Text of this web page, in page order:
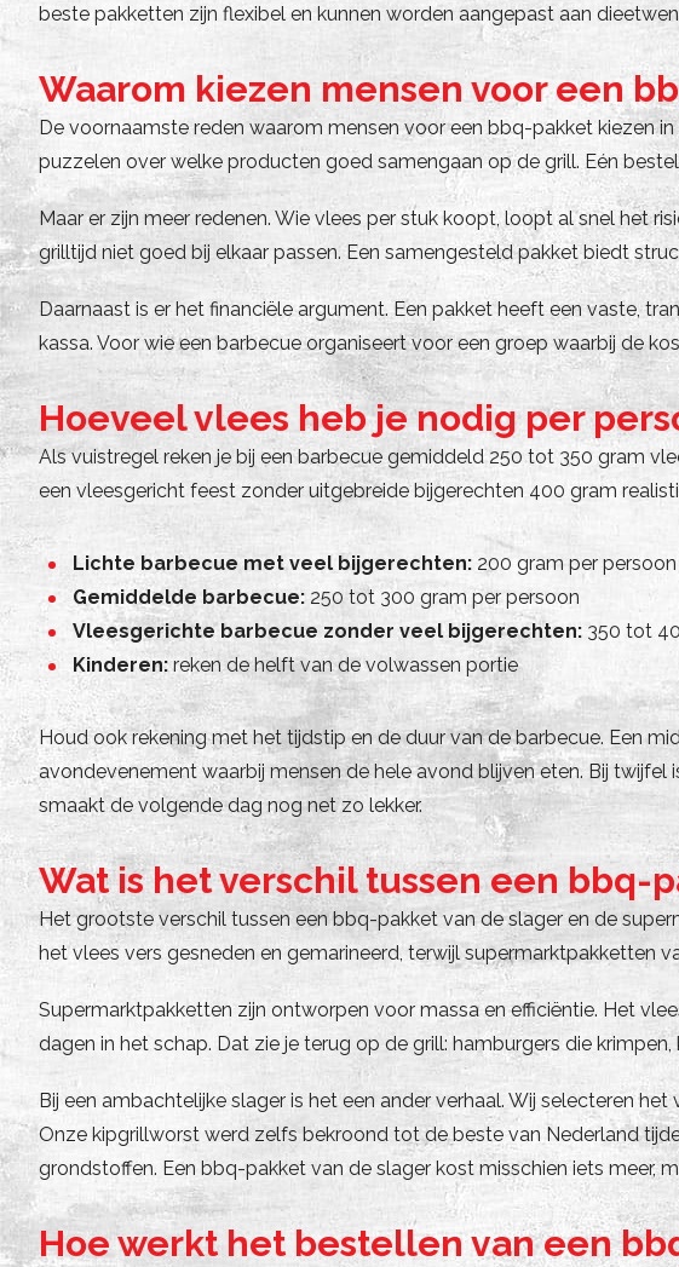
beste pakketten zijn flexibel en kunnen worden aangepast aan
Waarom kiezen mensen voor een
De voornaamste reden waarom mensen voor een bbq-pakket kiezen
puzzelen over welke producten goed samengaan op de grill. Eén
Maar er zijn meer redenen. Wie vlees per stuk koopt, loopt al snel het
grilltijd niet goed bij elkaar passen. Een samengesteld pakket biedt
Daarnaast is er het financiële argument. Een pakket heeft een vaste,
kassa. Voor wie een barbecue organiseert voor een groep waarbij de
Hoeveel vlees heb je nodig per
Als vuistregel reken je bij een barbecue gemiddeld 250 tot 350 gram
een vleesgericht feest zonder uitgebreide bijgerechten 400 gram
Lichte barbecue met veel bijgerechten: 200 gram per persoon
Gemiddelde barbecue: 250 tot 300 gram per persoon
Vleesgerichte barbecue zonder veel bijgerechten: 350 tot
Kinderen:reken de helft van de volwassen portie
Houd ook rekening met het tijdstip en de duur van de barbecue. Een
avondevenement waarbij mensen de hele avond blijven eten. Bij
smaakt de volgende dag nog net zo lekker.
Wat is het verschil tussen een bbq-
Het grootste verschil tussen een bbq-pakket van de slager en de
het vlees vers gesneden en gemarineerd, terwijl supermarktpakketten
Supermarktpakketten zijn ontworpen voor massa en efficiëntie. Het
dagen in het schap. Dat zie je terug op de grill: hamburgers die
Bij een ambachtelijke slager is het een ander verhaal. Wij selecteren
Onze kipgrillworst werd zelfs bekroond tot de beste van Nederland
grondstoffen. Een bbq-pakket van de slager kost misschien iets meer,
Hoe werkt het bestellen van een